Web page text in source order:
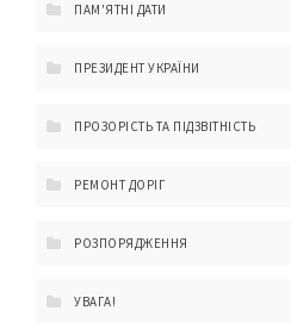
ПАМ'ЯТНІ ДАТИ
ПРЕЗИДЕНТ УКРАЇНИ
ПРОЗОРІСТЬ ТА ПІДЗВІТНІСТЬ
РЕМОНТ ДОРІГ
РОЗПОРЯДЖЕННЯ
УВАГА!